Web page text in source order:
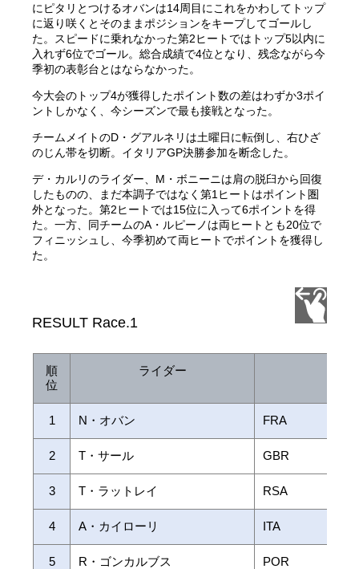
にピタリとつけるオバンは14周目にこれをかわしてトップ
に返り咲くとそのままポジションをキープしてゴールし
た。スピードに乗れなかった第2ヒートではトップ5以内に
入れず6位でゴール。総合成績で4位となり、残念ながら今
季初の表彰台とはならなかった。
今大会のトップ4が獲得したポイント数の差はわずか3ポイ
ントしかなく、今シーズンで最も接戦となった。
チームメイトのD・グアルネリは土曜日に転倒し、右ひざ
のじん帯を切断。イタリアGP決勝参加を断念した。
デ・カルリのライダー、M・ボニーニは肩の脱臼から回復
したものの、まだ本調子ではなく第1ヒートはポイント圏
外となった。第2ヒートでは15位に入って6ポイントを得
た。一方、同チームのA・ルピーノは両ヒートとも20位で
フィニッシュし、今季初めて両ヒートでポイントを獲得し
た。
RESULT Race.1
順
位
ライダー
1 N・オバン FRA
2 T・サール GBR
3 T・ラットレイ RSA
4 A・カイローリ ITA
5 R・ゴンカルブス POR